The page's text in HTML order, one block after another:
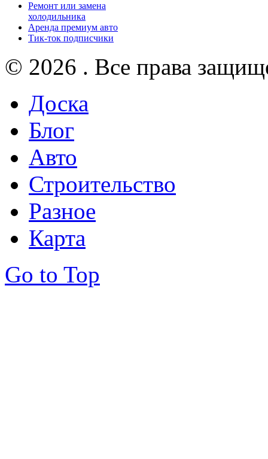
Ремонт или замена
холодильника
Аренда премиум авто
Тик-ток подписчики
© 2026 . Все права
Доска
Блог
Авто
Строительство
Разное
Карта
Go to Top